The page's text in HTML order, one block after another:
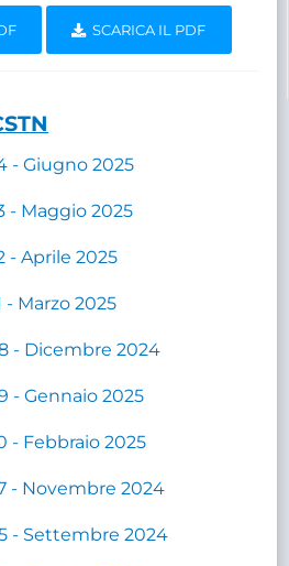
SCARICA IL PDF
- Giugno 2025
- Maggio 2025
- Aprile 2025
- Marzo 2025
- Dicembre 2024
- Gennaio 2025
- Febbraio 2025
- Novembre 2024
- Settembre 2024